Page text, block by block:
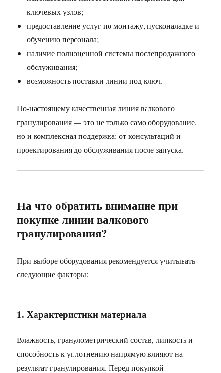
ключевых узлов;
предоставление услуг по монтажу, пусконаладке и
обучению персонала;
наличие полноценной системы послепродажного
обслуживания;
возможность поставки линии под ключ.
По-настоящему качественная линия валкового
гранулирования — это не только само оборудование,
но и комплексная поддержка: от консультаций и
проектирования до обслуживания после запуска.
На что обратить внимание при
покупке линии валкового
гранулирования?
При выборе оборудования рекомендуется учитывать
следующие факторы:
1. Характеристики материала
Влажность, гранулометрический состав, липкость и
способность к уплотнению напрямую влияют на
результат гранулирования. Перед покупкой